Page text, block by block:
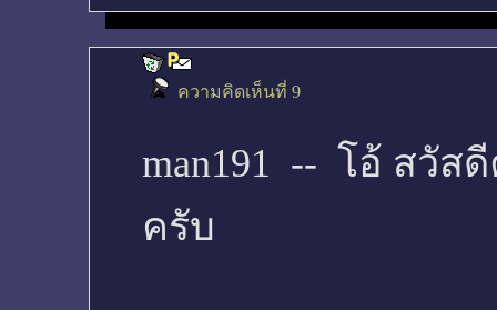
ความคิดเห็นที่ 9
man191 -- โอ้ สวัส
ครับ